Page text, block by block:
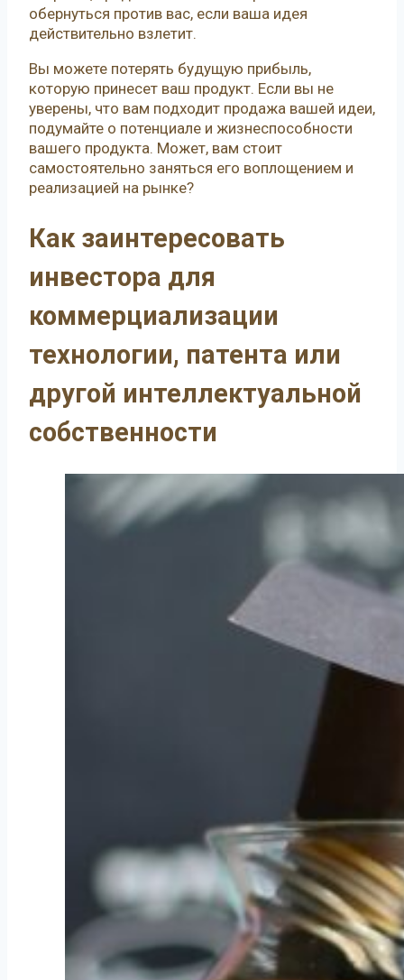
обернуться против вас, если ваша идея
действительно взлетит.
Вы можете потерять будущую прибыль,
которую принесет ваш продукт. Если вы не
уверены, что вам подходит продажа вашей идеи,
подумайте о потенциале и жизнеспособности
вашего продукта. Может, вам стоит
самостоятельно заняться его воплощением и
реализацией на рынке?
Как заинтересовать
инвестора для
коммерциализации
технологии, патента или
другой интеллектуальной
собственности